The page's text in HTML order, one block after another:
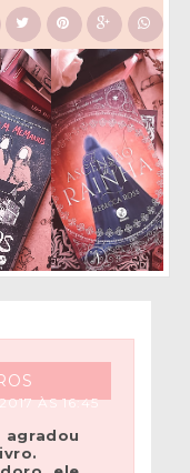
ÀS 16:45